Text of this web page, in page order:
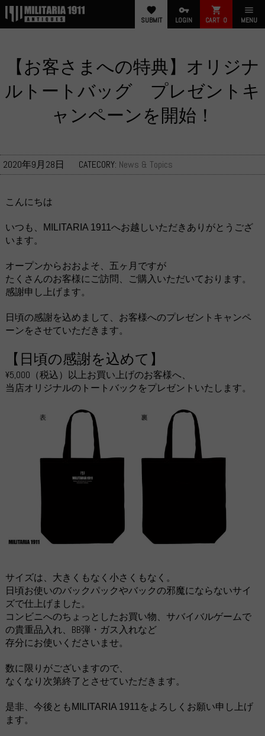
favorite
SUBMIT
vpn_key
LOGIN
shopping_cart
CART 0
menu
MENU
【お客さまへの特典】オリジナ
ルトートバッグ プレゼントキ
ャンペーンを開始！
2020年9月28日 CATECORY: News & Topics
こんにちは
いつも、 MILITARIA 1911 へお越しいただきありがとうござ
います。
オープンからおおよそ、五ヶ月ですが
たくさんのお客様にご訪問、ご購入いただいております。
感謝申し上げます。
日頃の感謝を込めまして、お客様へのプレゼントキャンペ
ーンをさせていただきます。
【日頃の感謝を込めて】
¥5,000（税込）以上お買い上げのお客様へ、
当店オリジナルのトートバックをプレゼントいたします。
サイズは、大きくもなく小さくもなく。
日頃お使いのバックパックやバックの邪魔にならないサイ
ズで仕上げました。
コンビニへのちょっとしたお買い物、サバイバルゲームで
の貴重品入れ、BB弾・ガス入れなど
存分にお使いくださいませ。
数に限りがございますので、
なくなり次第終了とさせていただきます。
是非、今後とも MILITARIA 1911 をよろしくお願い申し上げ
ます。